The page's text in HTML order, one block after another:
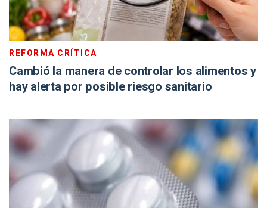
REFORMA CRÍTICA
Cambió la manera de controlar los alimentos y
hay alerta por posible riesgo sanitario